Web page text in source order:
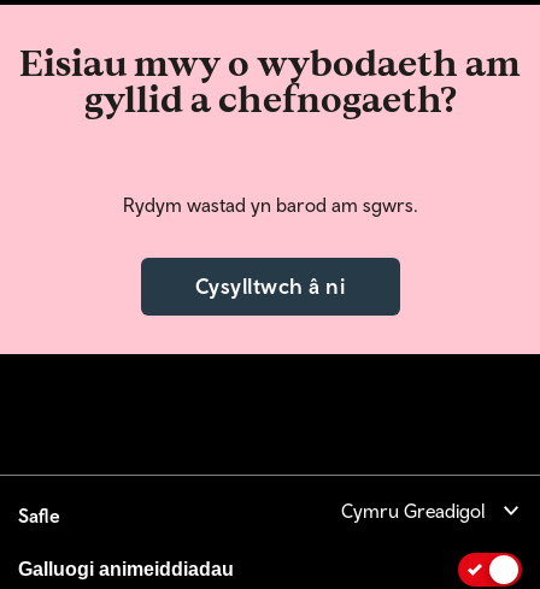
Eisiau mwy o wybodaeth am
gyllid a chefnogaeth?
Rydym wastad yn barod am sgwrs.
Cysylltwch â ni
Safle Cymru Greadigol
Galluogi animeiddiadau